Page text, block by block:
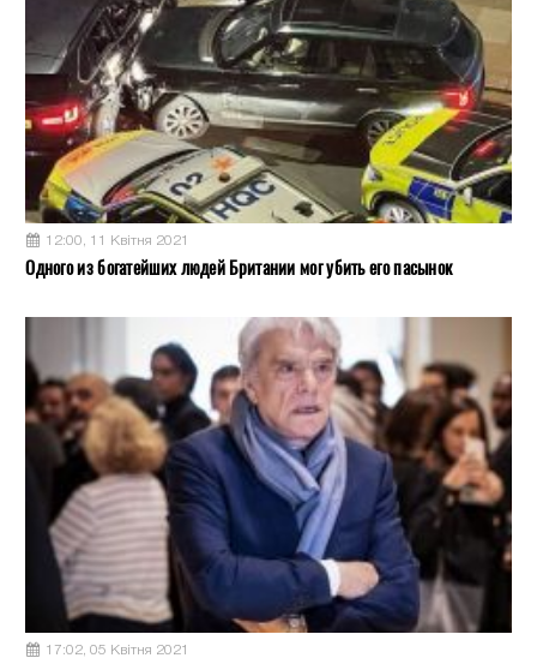
12:00, 11 Квітня 2021
Одного из богатейших людей Британии мог убить его пасынок
17:02, 05 Квітня 2021